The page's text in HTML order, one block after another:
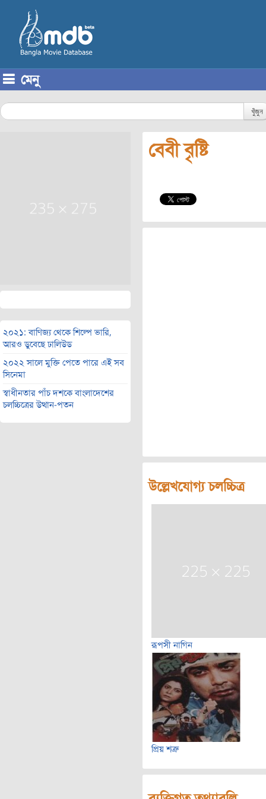
মেনু
খুঁজুন
২০২১: বাণিজ্য থেকে শিল্পে ভারি,
আরও ডুবেছে ঢালিউড
২০২২ সালে মুক্তি পেতে পারে এই সব
সিনেমা
স্বাধীনতার পাঁচ দশকে বাংলাদেশের
চলচ্চিত্রের উত্থান-পতন
বেবী বৃষ্টি
উল্লেখযোগ্য চলচ্চিত্র
রূপসী নাগিন
প্রিয় শত্রু